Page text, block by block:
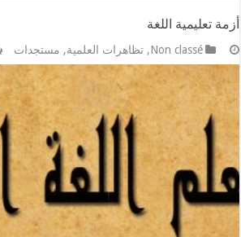
أزمة تعليمية اللغة
Non classé
,تظاهرات العلمية, مستجدات